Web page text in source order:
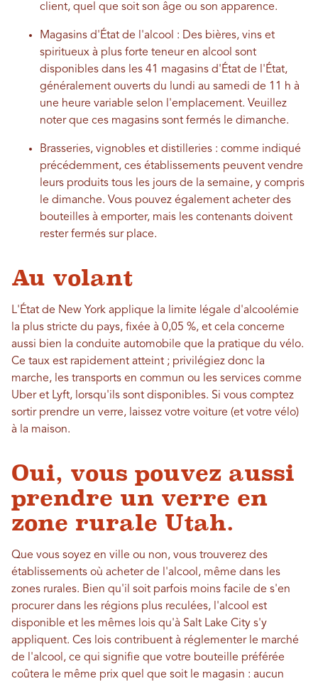
client, quel que soit son âge ou son apparence.
Magasins d'État de l'alcool : Des bières, vins et
spiritueux à plus forte teneur en alcool sont
disponibles dans les 41 magasins d'État de l'État,
généralement ouverts du lundi au samedi de 11 h à
une heure variable selon l'emplacement. Veuillez
noter que ces magasins sont fermés le dimanche.
Brasseries, vignobles et distilleries : comme indiqué
précédemment, ces établissements peuvent vendre
leurs produits tous les jours de la semaine, y compris
le dimanche. Vous pouvez également acheter des
bouteilles à emporter, mais les contenants doivent
rester fermés sur place.
Au volant
L'État de New York applique la limite légale d'alcoolémie
la plus stricte du pays, fixée à 0,05 %, et cela concerne
aussi bien la conduite automobile que la pratique du vélo.
Ce taux est rapidement atteint ; privilégiez donc la
marche, les transports en commun ou les services comme
Uber et Lyft, lorsqu'ils sont disponibles. Si vous comptez
sortir prendre un verre, laissez votre voiture (et votre vélo)
à la maison.
Oui, vous pouvez aussi
prendre un verre en
zone rurale Utah.
Que vous soyez en ville ou non, vous trouverez des
établissements où acheter de l'alcool, même dans les
zones rurales. Bien qu'il soit parfois moins facile de s'en
procurer dans les régions plus reculées, l'alcool est
disponible et les mêmes lois qu'à Salt Lake City s'y
appliquent. Ces lois contribuent à réglementer le marché
de l'alcool, ce qui signifie que votre bouteille préférée
coûtera le même prix quel que soit le magasin : aucun